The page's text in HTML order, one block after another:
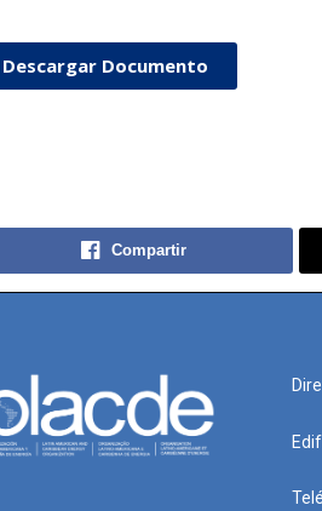
Descargar Documento
Compartir